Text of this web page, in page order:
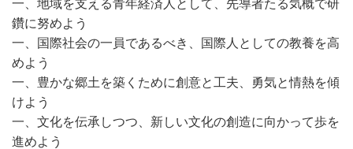
一、地域を支える青年経済人として、先導者たる気概で研
鑽に努めよう
一、国際社会の一員であるべき、国際人としての教養を高
めよう
一、豊かな郷土を築くために創意と工夫、勇気と情熱を傾
けよう
一、文化を伝承しつつ、新しい文化の創造に向かって歩を
進めよう